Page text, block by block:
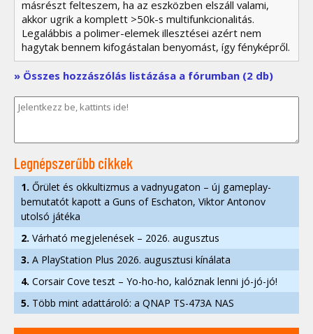
másrészt felteszem, ha az eszközben elszáll valami,
akkor ugrik a komplett >50k-s multifunkcionalitás.
Legalábbis a polimer-elemek illesztései azért nem
hagytak bennem kifogástalan benyomást, így fényképről.
» Összes hozzászólás listázása a fórumban (2 db)
Legnépszerűbb cikkek
1. Őrület és okkultizmus a vadnyugaton – új gameplay-
bemutatót kapott a Guns of Eschaton, Viktor Antonov
utolsó játéka
2. Várható megjelenések – 2026. augusztus
3. A PlayStation Plus 2026. augusztusi kínálata
4. Corsair Cove teszt – Yo-ho-ho, kalóznak lenni jó-jó-jó!
5. Több mint adattároló: a QNAP TS-473A NAS